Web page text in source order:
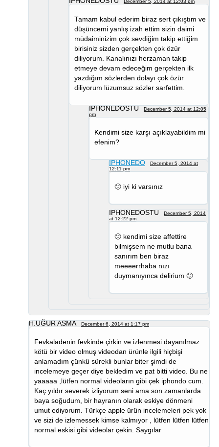
December 5, 2014 at 12:03 pm
Tamam kabul ederim biraz sert çıkıştım ve
düşüncemi yanlış izah ettim sizin daimi
müdaiminizim çok sevdiğim takip ettiğim
birisiniz sizden gerçekten çok özür
diliyorum. Kanalınızı herzaman takip
etmeye devam edeceğim gerçekten ilk
yazdığım sözlerden dolayı çok özür
diliyorum lüzumsuz sözler sarfettim.
IPHONEDOSTU
December 5, 2014 at 12:05
pm
Kendimi size karşı açıklayabildim mi
efenim?
IPHONEDO
December 5, 2014 at
12:11 pm
🙂 iyi ki varsınız
IPHONEDOSTU
December 5, 2014
at 12:22 pm
🙂 kendimi size affettire
bilmişsem ne mutlu bana
sanırım ben biraz
meeeerrhaba nızı
duymanıyınca delirium 🙂
H.UĞUR ASMA December 6, 2014 at 1:17 pm
Fevkaladenin fevkinde çirkin ve izlenmesi dayanılmaz
kötü bir video olmuş videodan ürünle ilgili hiçbişi
anlamadım çünkü sürekli bunlar biter şimdi de
incelemeye geçer diye bekledim ve pat bitti video. Bu ne
yaaaaa ,lütfen normal videoların gibi çek iphondo cum.
Kaç yıldır severek izliyorum seni ama son zamanlarda
baya soğudum, bir hayranın olarak eskiye dönmeni
umut ediyorum. Türkçe apple ürün incelemeleri pek yok
ve sizi de izlemessek kimse kalmıyor , lütfen lütfen lütfen
normal eskisi gibi videolar çekin. Saygılar